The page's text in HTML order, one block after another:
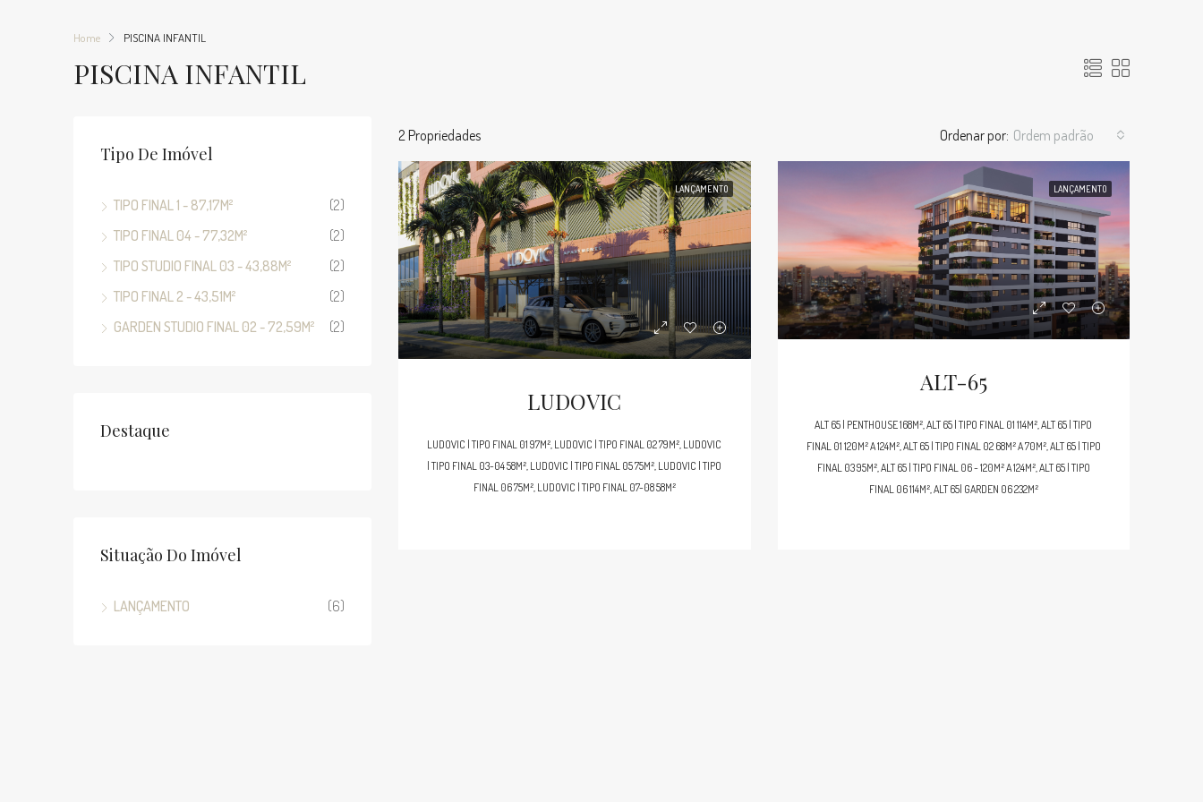
Home PISCINA INFANTIL
PISCINA INFANTIL
2 Propriedades Ordenar por: Ordem padrão
LANÇAMENTO
LUDOVIC
LUDOVIC | TIPO FINAL 01 97M², LUDOVIC | TIPO FINAL 02 79M², LUDOVIC
| TIPO FINAL 03-04 58M², LUDOVIC | TIPO FINAL 05 75M², LUDOVIC | TIPO
FINAL 06 75M², LUDOVIC | TIPO FINAL 07-08 58M²
LANÇAMENTO
ALT-65
ALT 65 | PENTHOUSE 168M², ALT 65 | TIPO FINAL 01 114M², ALT 65 | TIPO
FINAL 01 120M² A 124M², ALT 65 | TIPO FINAL 02 68M² A 70M², ALT 65 | TIPO
FINAL 03 95M², ALT 65 | TIPO FINAL 06 - 120M² A 124M², ALT 65 | TIPO
FINAL 06 114M², ALT 65| GARDEN 06 232M²
Tipo De Imóvel
TIPO FINAL 1 - 87,17M²
(2)
TIPO FINAL 04 - 77,32M²
(2)
TIPO STUDIO FINAL 03 - 43,88M²
(2)
TIPO FINAL 2 - 43,51M²
(2)
GARDEN STUDIO FINAL 02 - 72,59M²
(2)
Destaque
Situação Do Imóvel
LANÇAMENTO (6)